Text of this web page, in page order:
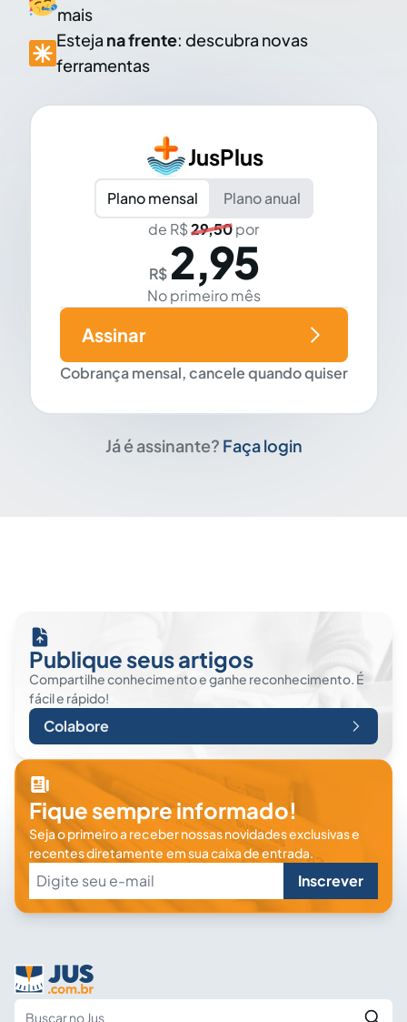
mais
Esteja na frente: descubra novas
ferramentas
JusPlus
Plano mensal
Plano anual
de R$29,50por
R$ 2,95
No primeiro mês
Cobrança mensal, cancele quando quiser
Assinar
Já é assinante? Faça login
Publique seus artigos
Compartilhe conhecimento e ganhe reconhecimento. É
fácil e rápido!
Colabore
Fique sempre informado!
Seja o primeiro a receber nossas novidades exclusivas e
recentes diretamente em sua caixa de entrada.
Inscrever